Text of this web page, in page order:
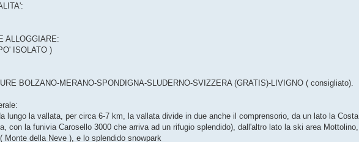
ALLOGGIARE:
ISOLATO )
BOLZANO-MERANO-SPONDIGNA-SLUDERNO-SVIZZERA (GRATIS)-LIVIGNO ( consigliato).
lungo la vallata, per circa 6-7 km, la vallata divide in due anche il comprensorio, da un lato la
con la funivia Carosello 3000 che arriva ad un rifugio splendido), dall'altro lato la ski area
Monte della Neve ), e lo splendido snowpark